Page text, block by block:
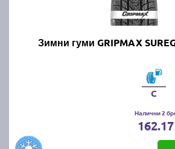
Зимни гуми GRIPMAX
C
Налични 2